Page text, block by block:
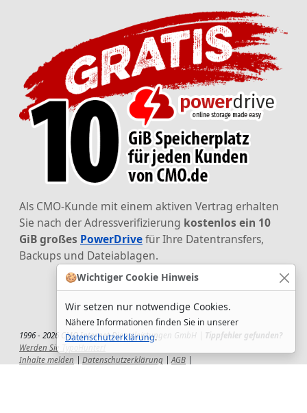
🍪Wichtiger Cookie Hinweis
Wir setzen nur notwendige Cookies.
Nähere Informationen finden Sie in unserer
Datenschutzerklärung.
Als CMO-Kunde mit einem aktiven Vertrag erhalten
Sie nach der Adressverifizierung kostenlos ein 10
GiB großes PowerDrivefür Ihre Datentransfers,
Backups und Dateiablagen.
1996 - 2026 CMO Internet Dienstleistungen GmbH | Tippfehler gefunden?
Werden Sie TypoHunter!
Inhalte melden
Datenschutzerklärung AGB